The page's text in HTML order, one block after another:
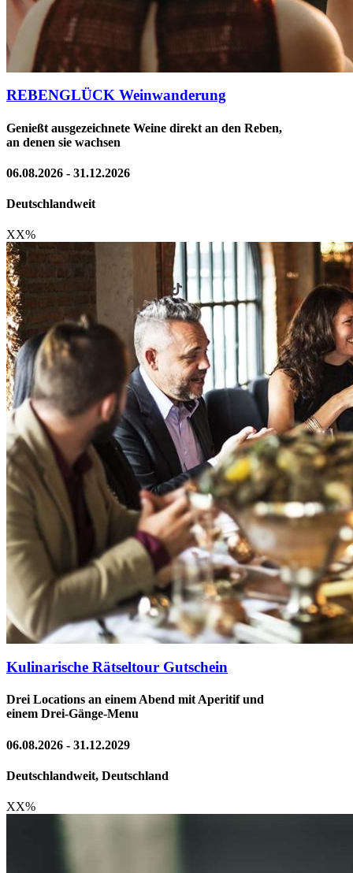
REBENGLÜCK Weinwanderung
Genießt ausgezeichnete Weine direkt an den Reben,
an denen sie wachsen
06.08.2026 - 31.12.2026
Deutschlandweit
XX%
Kulinarische Rätseltour Gutschein
Drei Locations an einem Abend mit Aperitif und
einem Drei-Gänge-Menu
06.08.2026 - 31.12.2029
Deutschlandweit, Deutschland
XX%